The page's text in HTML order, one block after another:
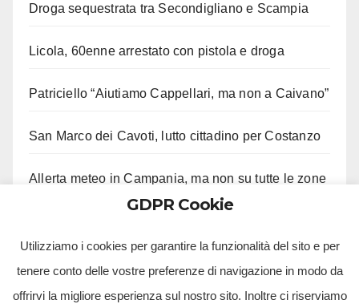
Droga sequestrata tra Secondigliano e Scampia
Licola, 60enne arrestato con pistola e droga
Patriciello “Aiutiamo Cappellari, ma non a Caivano”
San Marco dei Cavoti, lutto cittadino per Costanzo
Allerta meteo in Campania, ma non su tutte le zone
GDPR Cookie
Utilizziamo i cookies per garantire la funzionalità del sito e per
tenere conto delle vostre preferenze di navigazione in modo da
offrirvi la migliore esperienza sul nostro sito. Inoltre ci riserviamo